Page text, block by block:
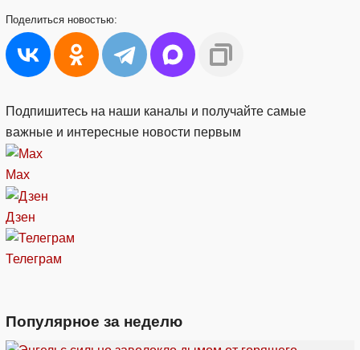
Поделиться новостью:
Подпишитесь на наши каналы и получайте самые
важные и интересные новости первым
Max
Дзен
Телеграм
Популярное за неделю